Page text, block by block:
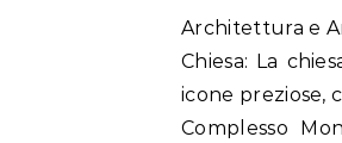
Architettura e
Chiesa: La
icone preziose,
Complesso